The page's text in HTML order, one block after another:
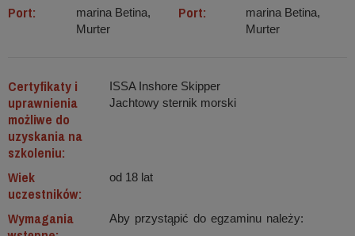
Port:
marina Betina,
Murter
Port:
marina Betina,
Murter
Certyfikaty i
uprawnienia
możliwe do
uzyskania na
szkoleniu:
ISSA Inshore Skipper
Jachtowy sternik morski
Wiek
uczestników:
od 18 lat
Wymagania
Aby przystąpić do egzaminu należy: